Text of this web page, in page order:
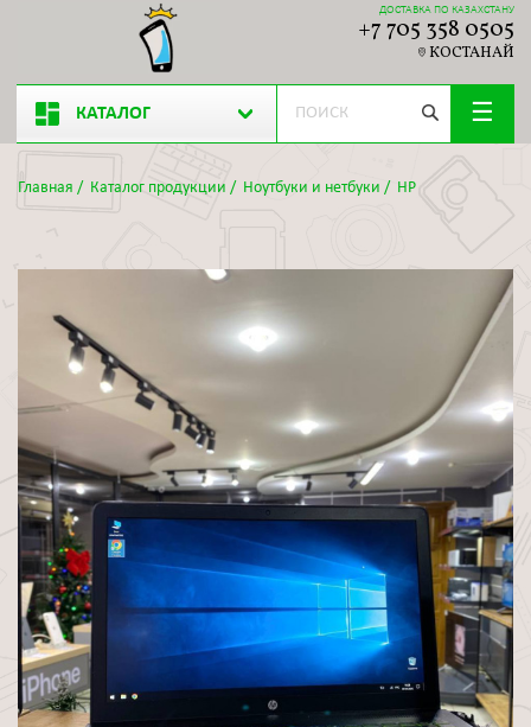
ДОСТАВКА ПО КАЗАХСТАНУ
+7 705 358 0505
КОСТАНАЙ
КАТАЛОГ
Главная / Каталог продукции / Ноутбуки и нетбуки / HP